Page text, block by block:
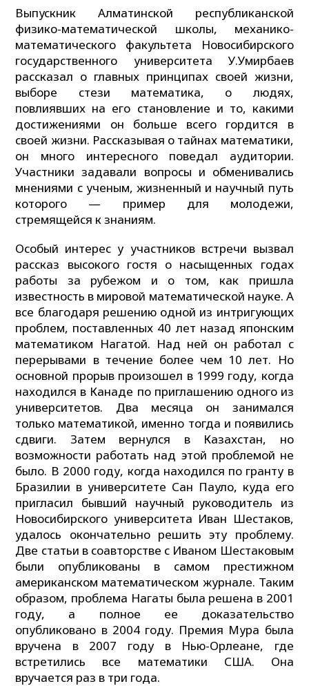
Выпускник Алматинской республиканской
физико-математической школы, механико-
математического факультета Новосибирского
государственного университета У.Умирбаев
рассказал о главных принципах своей жизни,
выборе стези математика, о людях,
повлиявших на его становление и то, какими
достижениями он больше всего гордится в
своей жизни. Рассказывая о тайнах математики,
он много интересного поведал аудитории.
Участники задавали вопросы и обменивались
мнениями с ученым, жизненный и научный путь
которого — пример для молодежи,
стремящейся к знаниям.
Особый интерес у участников встречи вызвал
рассказ высокого гостя о насыщенных годах
работы за рубежом и о том, как пришла
известность в мировой математической науке. А
все благодаря решению одной из интригующих
проблем, поставленных 40 лет назад японским
математиком Нагатой. Над ней он работал с
перерывами в течение более чем 10 лет. Но
основной прорыв произошел в 1999 году, когда
находился в Канаде по приглашению одного из
университетов. Два месяца он занимался
только математикой, именно тогда и появились
сдвиги. Затем вернулся в Казахстан, но
возможности работать над этой проблемой не
было. В 2000 году, когда находился по гранту в
Бразилии в университете Сан Пауло, куда его
пригласил бывший научный руководитель из
Новосибирского университета Иван Шестаков,
удалось окончательно решить эту проблему.
Две статьи в соавторстве с Иваном Шестаковым
были опубликованы в самом престижном
американском математическом журнале. Таким
образом, проблема Нагаты была решена в 2001
году, а полное ее доказательство
опубликовано в 2004 году. Премия Мура была
вручена в 2007 году в Нью-Орлеане, где
встретились все математики США. Она
вручается раз в три года.